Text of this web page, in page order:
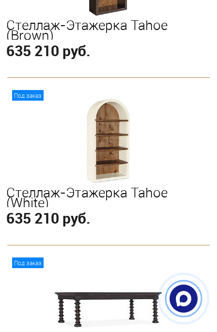
Стеллаж-Этажерка Tahoe
(Brown)
635 210 руб.
Под заказ
Стеллаж-Этажерка Tahoe
(White)
635 210 руб.
Под заказ